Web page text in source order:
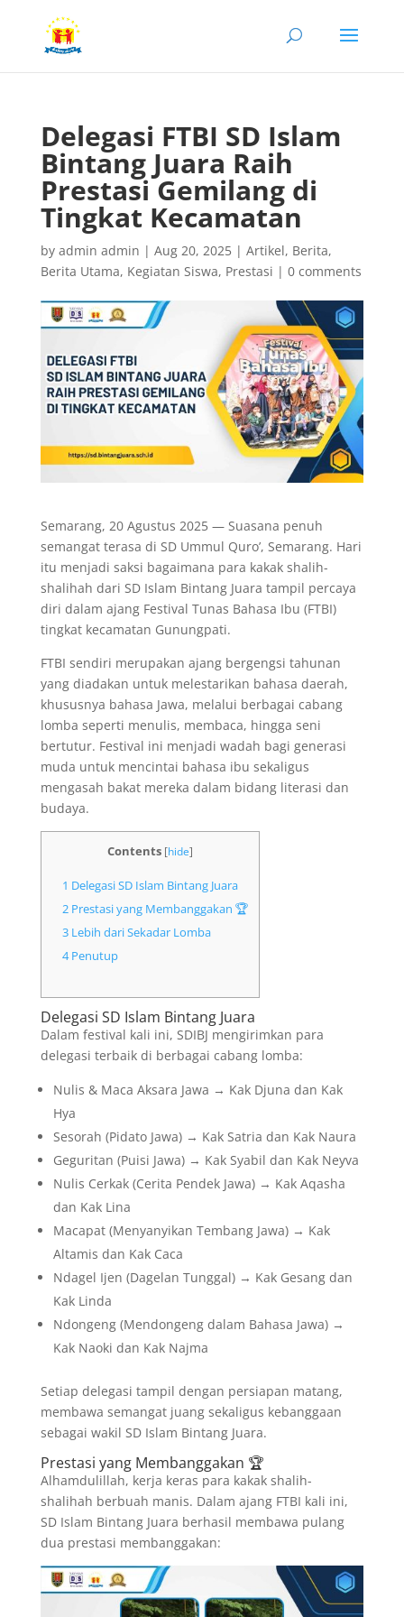
Delegasi FTBI SD Islam
Bintang Juara Raih
Prestasi Gemilang di
Tingkat Kecamatan
by admin admin | Aug 20, 2025| Artikel, Berita,
Berita Utama, Kegiatan Siswa, Prestasi | 0 comments
Semarang, 20 Agustus 2025 — Suasana penuh
semangat terasa di SD Ummul Quro’, Semarang. Hari
itu menjadi saksi bagaimana para kakak shalih-
shalihah dari SD Islam Bintang Juara tampil percaya
diri dalam ajang Festival Tunas Bahasa Ibu (FTBI)
tingkat kecamatan Gunungpati.
FTBI sendiri merupakan ajang bergengsi tahunan
yang diadakan untuk melestarikan bahasa daerah,
khususnya bahasa Jawa, melalui berbagai cabang
lomba seperti menulis, membaca, hingga seni
bertutur. Festival ini menjadi wadah bagi generasi
muda untuk mencintai bahasa ibu sekaligus
mengasah bakat mereka dalam bidang literasi dan
budaya.
Contents [hide]
1 Delegasi SD Islam Bintang Juara
2 Prestasi yang Membanggakan 🏆
3 Lebih dari Sekadar Lomba
4Penutup
Delegasi SD Islam Bintang Juara
Dalam festival kali ini, SDIBJ mengirimkan para
delegasi terbaik di berbagai cabang lomba:
Nulis & Maca Aksara Jawa → Kak Djuna dan Kak
Hya
Sesorah (Pidato Jawa) → Kak Satria dan Kak Naura
Geguritan (Puisi Jawa) → Kak Syabil dan Kak Neyva
Nulis Cerkak (Cerita Pendek Jawa) → Kak Aqasha
dan Kak Lina
Macapat (Menyanyikan Tembang Jawa) → Kak
Altamis dan Kak Caca
Ndagel Ijen (Dagelan Tunggal) → Kak Gesang dan
Kak Linda
Ndongeng (Mendongeng dalam Bahasa Jawa) →
Kak Naoki dan Kak Najma
Setiap delegasi tampil dengan persiapan matang,
membawa semangat juang sekaligus kebanggaan
sebagai wakil SD Islam Bintang Juara.
Prestasi yang Membanggakan 🏆
Alhamdulillah, kerja keras para kakak shalih-
shalihah berbuah manis. Dalam ajang FTBI kali ini,
SD Islam Bintang Juara berhasil membawa pulang
dua prestasi membanggakan: